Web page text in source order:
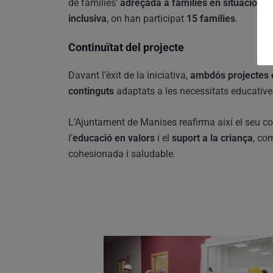
de famílies’ adreçada a famílies en situació
inclusiva, on han participat 15 famílies.
Continuïtat del projecte
Davant l’èxit de la iniciativa, ambdós projectes
continguts adaptats a les necessitats
L’Ajuntament de Manises reafirma així el seu
l’educació en valors i el suport a la criança,
cohesionada i saludable.